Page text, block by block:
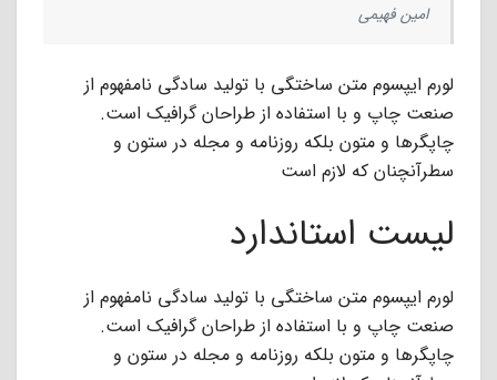
امین فهیمی
لورم ایپسوم متن ساختگی با تولید سادگی نامفهوم از
صنعت چاپ و با استفاده از طراحان گرافیک است.
چاپگرها و متون بلکه روزنامه و مجله در ستون و
سطرآنچنان که لازم است
لیست استاندارد
لورم ایپسوم متن ساختگی با تولید سادگی نامفهوم از
صنعت چاپ و با استفاده از طراحان گرافیک است.
چاپگرها و متون بلکه روزنامه و مجله در ستون و